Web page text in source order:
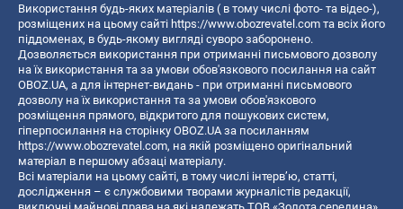
Використання будь-яких матеріалів ( в тому числі фото- та відео-),
розміщених на цьому сайті https://www.obozrevatel.com та всіх його
піддоменах, в будь-якому вигляді суворо заборонено.
Дозволяється використання при отриманні письмового дозволу
на їх використання та за умови обов'язкового посилання на сайт
OBOZ.UA, а для інтернет-видань - при отриманні письмового
дозволу на їх використання та за умови обов'язкового
розміщення прямого, відкритого для пошукових систем,
гіперпосилання на сторінку OBOZ.UA за посиланням
https://www.obozrevatel.com, на якій розміщено оригінальний
матеріал в першому абзаці матеріалу.
Всі матеріали на цьому сайті, в тому числі інтерв’ю, статті,
дослідження – є службовими творами журналістів редакції,